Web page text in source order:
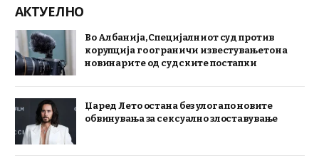
АКТУЕЛНО
Во Албанија, Специјалниот суд против
корупција го ограничи известувањето на
новинарите од судските постапки
Џаред Лето остана без улога по новите
обвинувања за сексуално злоставување